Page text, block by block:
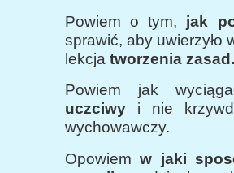
Powiem o tym, jak
sprawić, aby uwierzyło
lekcja tworzenia zasad.
Powiem jak
uczciwy i nie
wychowawczy.
Opowiemw jaki